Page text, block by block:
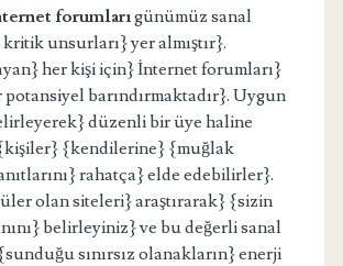
forumlarıgünümüz sanal
kritik unsurları} yer almıştır}.
her kişi için} İnternet forumları}
potansiyel barındırmaktadır}. Uygun
düzenli bir üye haline
{kendilerine} {muğlak
rahatça} elde edebilirler}.
olan siteleri} araştırarak} {sizin
belirleyiniz} ve bu değerli sanal
sınırsız olanakların} enerji